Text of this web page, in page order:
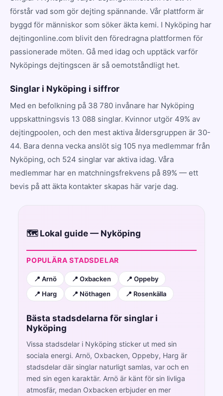
förstår vad som gör dejting spännande. Vår plattform är
byggd för människor som söker äkta kemi. I Nyköping har
dejtingonline.com blivit den föredragna plattformen för
passionerade möten. Gå med idag och upptäck varför
Nyköpings dejtingscen är så oemotståndligt het.
Singlar i Nyköping i siffror
Med en befolkning på 38 780 invånare har Nyköping
uppskattningsvis 13 088 singlar. Kvinnor utgör 49% av
dejtingpoolen, och den mest aktiva åldersgruppen är 30-
44. Bara denna vecka anslöt sig 105 nya medlemmar från
Nyköping, och 524 singlar var aktiva idag. Våra
medlemmar har en matchningsfrekvens på 89% — ett
bevis på att äkta kontakter skapas här varje dag.
🗺️ Lokal guide — Nyköping
POPULÄRA STADSDELAR
📍 Arnö 📍 Oxbacken
📍 Oppeby
📍 Harg
📍 Nöthagen 📍 Rosenkälla
Bästa stadsdelarna för singlar i
Nyköping
Vissa stadsdelar i Nyköping sticker ut med sin
sociala energi. Arnö, Oxbacken, Oppeby, Harg är
stadsdelar där singlar naturligt samlas, var och en
med sin egen karaktär. Arnö är känt för sin livliga
atmosfär, medan Oxbacken erbjuder en mer